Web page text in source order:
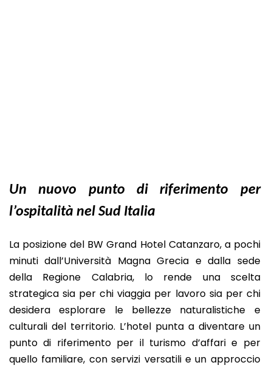
Un nuovo punto di riferimento per
l’ospitalità nel Sud Italia
La posizione del BW Grand Hotel Catanzaro, a pochi
minuti dall’Università Magna Grecia e dalla sede
della Regione Calabria, lo rende una scelta
strategica sia per chi viaggia per lavoro sia per chi
desidera esplorare le bellezze naturalistiche e
culturali del territorio. L’hotel punta a diventare un
punto di riferimento per il turismo d’affari e per
quello familiare, con servizi versatili e un approccio